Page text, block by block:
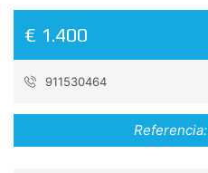
€ 1.400
911530464
Referencia: